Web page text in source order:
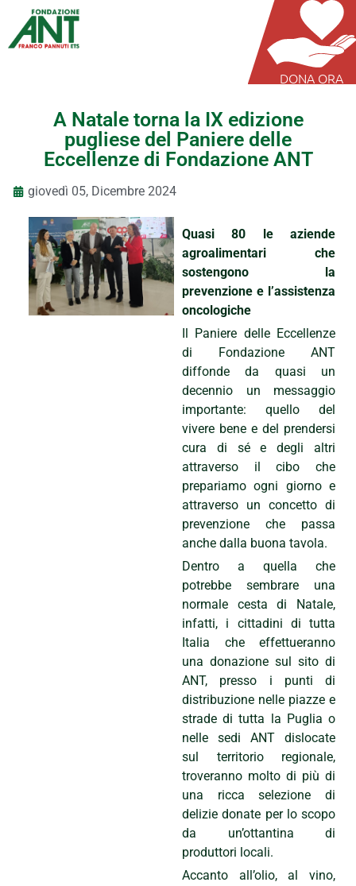
DONA ORA
A Natale torna la IX edizione
pugliese del Paniere delle
Eccellenze di Fondazione ANT
giovedì 05, Dicembre 2024
Quasi 80 le aziende
agroalimentari che
sostengono la
prevenzione e l’assistenza
oncologiche
Il Paniere delle Eccellenze
di Fondazione ANT
diffonde da quasi un
decennio un messaggio
importante: quello del
vivere bene e del prendersi
cura di sé e degli altri
attraverso il cibo che
prepariamo ogni giorno e
attraverso un concetto di
prevenzione che passa
anche dalla buona tavola.
Dentro a quella che
potrebbe sembrare una
normale cesta di Natale,
infatti, i cittadini di tutta
Italia che effettueranno
una donazione sul sito di
ANT, presso i punti di
distribuzione nelle piazze e
strade di tutta la Puglia o
nelle sedi ANT dislocate
sul territorio regionale,
troveranno molto di più di
una ricca selezione di
delizie donate per lo scopo
da un’ottantina di
produttori locali.
Accanto all’olio, al vino,